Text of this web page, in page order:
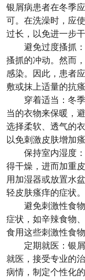
银屑病患者在冬季
可。在洗澡时，应
过长，以免进一步干
避免过度搔抓：
搔抓的冲动。然而
感染。因此，患者
敷或抹上适量的抗
穿着适当：冬季
当的衣物来保暖，
选择柔软、透气的
以免刺激皮肤增加瘙
保持室内湿度：
得干燥，进而加重
用加湿器或放置水
轻皮肤瘙痒的症状。
避免刺激性食物
症状，如辛辣食物
食用这些刺激性食
定期就医：银屑
就医，接受专业的
病情，制定个性化